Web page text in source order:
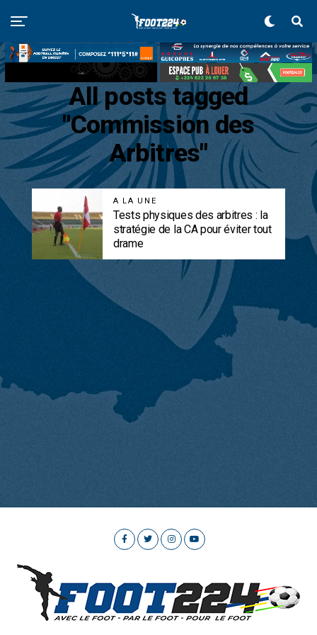
All posts tagged
"Commission des
Arbitres"
A LA UNE
Tests physiques des arbitres : la
stratégie de la CA pour éviter tout
drame